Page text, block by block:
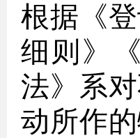
根据《
细则》
法》系
动所作